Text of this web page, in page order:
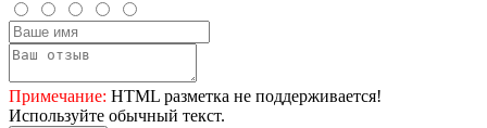
Примечание: HTML разметка не поддерживается!
Используйте обычный текст.